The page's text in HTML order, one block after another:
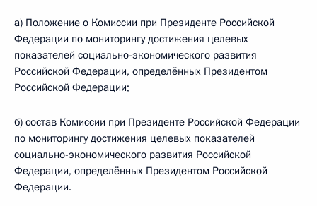
а) Положение о Комиссии при Президенте Российской
Федерации по мониторингу достижения целевых
показателей социально-экономического развития
Российской Федерации, определённых Президентом
Российской Федерации;
б) состав Комиссии при Президенте Российской Федерации
по мониторингу достижения целевых показателей
социально-экономического развития Российской
Федерации, определённых Президентом Российской
Федерации.